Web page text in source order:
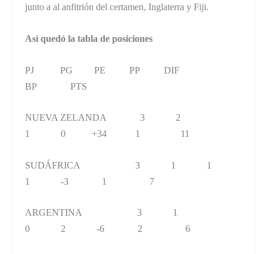
junto a al anfitrión del certamen, Inglaterra y Fiji.
Así quedó la tabla de posiciones
PJ PG PE PP DIF
BP PTS
NUEVA ZELANDA 3 2
1 0 +34 1 11
SUDÁFRICA 3 1 1
1 -3 1 7
ARGENTINA 3 1
0 2 -6 2 6